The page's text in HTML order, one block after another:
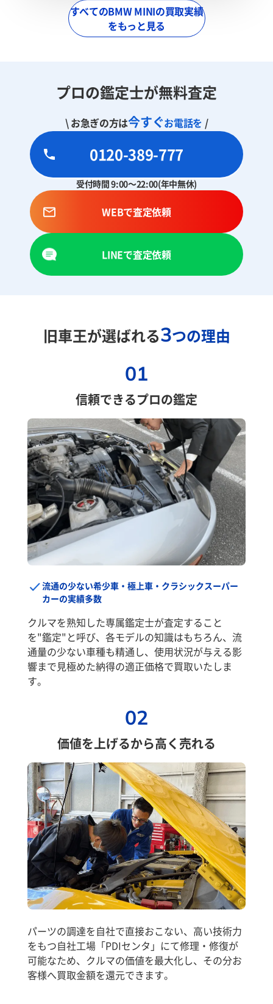
すべてのBMW MINIの買取実績
をもっと見る
プロの鑑定士が無料査定
\ お急ぎの方は今すぐお電話を /
0120-389-777
受付時間 9:00～22:00(年中無休)
WEBで査定依頼
LINEで査定依頼
旧車王が選ばれる3つの理由
01
信頼できるプロの鑑定
流通の少ない希少車・極上車・クラシックスーパー
カーの実績多数
クルマを熟知した専属鑑定士が査定すること
を"鑑定"と呼び、各モデルの知識はもちろん、流
通量の少ない車種も精通し、使用状況が与える影
響まで見極めた納得の適正価格で買取いたしま
す。
02
価値を上げるから高く売れる
パーツの調達を自社で直接おこない、高い技術力
をもつ自社工場「PDIセンタ」にて修理・修復が
可能なため、クルマの価値を最大化し、その分お
客様へ買取金額を還元できます。